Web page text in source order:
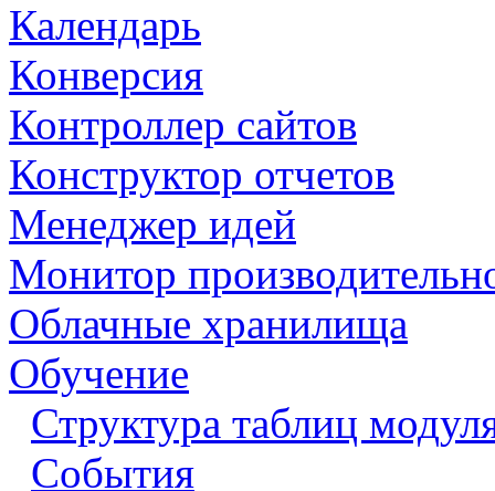
Календарь
Конверсия
Контроллер сайтов
Конструктор отчетов
Менеджер идей
Монитор
Облачные хранилища
Обучение
Структура таблиц
События